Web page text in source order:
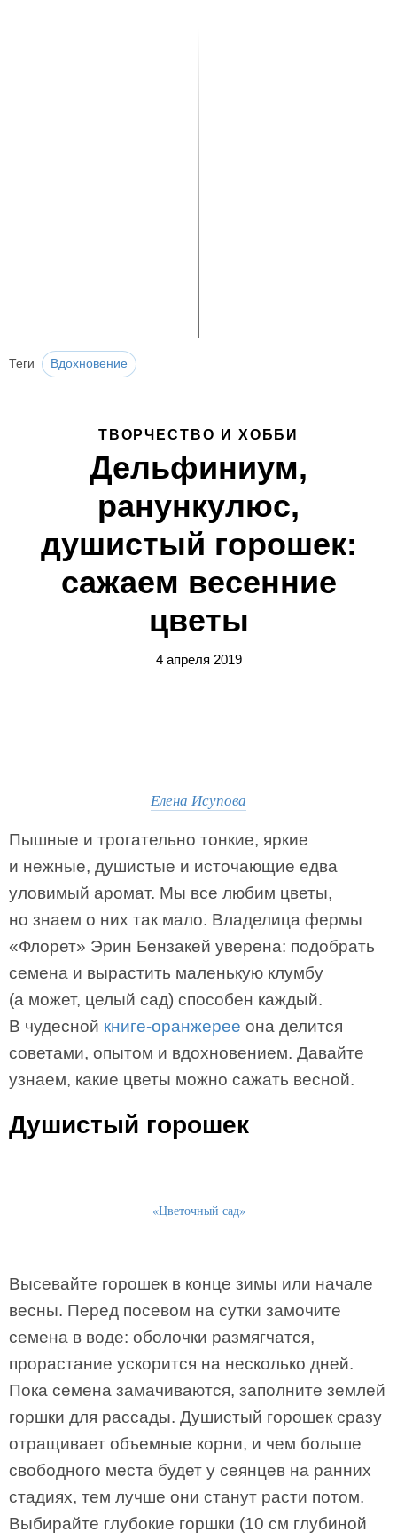
Теги Вдохновение
ТВОРЧЕСТВО И ХОББИ
Дельфиниум,
ранункулюс,
душистый горошек:
сажаем весенние
цветы
4 апреля 2019
Елена Исупова
Пышные и трогательно тонкие, яркие
и нежные, душистые и источающие едва
уловимый аромат. Мы все любим цветы,
но знаем о них так мало. Владелица фермы
«Флорет» Эрин Бензакей уверена: подобрать
семена и вырастить маленькую клумбу
(а может, целый сад) способен каждый.
В чудесной книге-оранжерее она делится
советами, опытом и вдохновением. Давайте
узнаем, какие цветы можно сажать весной.
Душистый горошек
«Цветочный сад»
Высевайте горошек в конце зимы или начале
весны. Перед посевом на сутки замочите
семена в воде: оболочки размягчатся,
прорастание ускорится на несколько дней.
Пока семена замачиваются, заполните землей
горшки для рассады. Душистый горошек сразу
отращивает объемные корни, и чем больше
свободного места будет у сеянцев на ранних
стадиях, тем лучше они станут расти потом.
Выбирайте глубокие горшки (10 см глубиной